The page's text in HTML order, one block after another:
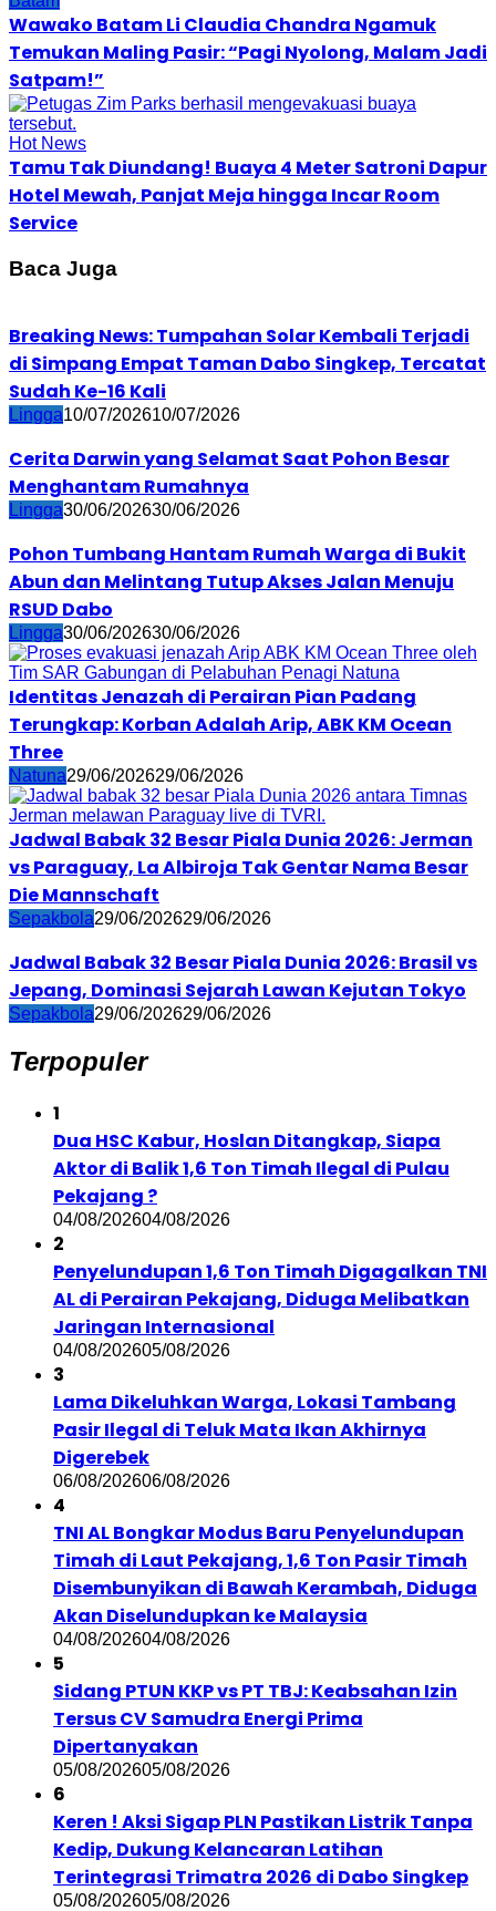
Wawako Batam Li Claudia Chandra Ngamuk
Temukan Maling Pasir: “Pagi Nyolong, Malam Jadi
Satpam!”
Hot News
Tamu Tak Diundang! Buaya 4 Meter Satroni Dapur
Hotel Mewah, Panjat Meja hingga Incar Room
Service
Baca Juga
Breaking News: Tumpahan Solar Kembali Terjadi
di Simpang Empat Taman Dabo Singkep, Tercatat
Sudah Ke-16 Kali
Lingga10/07/202610/07/2026
Cerita Darwin yang Selamat Saat Pohon Besar
Menghantam Rumahnya
Lingga30/06/202630/06/2026
Pohon Tumbang Hantam Rumah Warga di Bukit
Abun dan Melintang Tutup Akses Jalan Menuju
RSUD Dabo
Lingga30/06/202630/06/2026
Identitas Jenazah di Perairan Pian Padang
Terungkap: Korban Adalah Arip, ABK KM Ocean
Three
Natuna29/06/202629/06/2026
Jadwal Babak 32 Besar Piala Dunia 2026: Jerman
vs Paraguay, La Albiroja Tak Gentar Nama Besar
Die Mannschaft
Sepakbola29/06/202629/06/2026
Jadwal Babak 32 Besar Piala Dunia 2026: Brasil vs
Jepang, Dominasi Sejarah Lawan Kejutan Tokyo
Sepakbola29/06/202629/06/2026
Terpopuler
1
Dua HSC Kabur, Hoslan Ditangkap, Siapa
Aktor di Balik 1,6 Ton Timah Ilegal di Pulau
Pekajang ?
04/08/202604/08/2026
2
Penyelundupan 1,6 Ton Timah Digagalkan TNI
AL di Perairan Pekajang, Diduga Melibatkan
Jaringan Internasional
04/08/202605/08/2026
3
Lama Dikeluhkan Warga, Lokasi Tambang
Pasir Ilegal di Teluk Mata Ikan Akhirnya
Digerebek
06/08/202606/08/2026
4
TNI AL Bongkar Modus Baru Penyelundupan
Timah di Laut Pekajang, 1,6 Ton Pasir Timah
Disembunyikan di Bawah Kerambah, Diduga
Akan Diselundupkan ke Malaysia
04/08/202604/08/2026
5
Sidang PTUN KKP vs PT TBJ: Keabsahan Izin
Tersus CV Samudra Energi Prima
Dipertanyakan
05/08/202605/08/2026
6
Keren ! Aksi Sigap PLN Pastikan Listrik Tanpa
Kedip, Dukung Kelancaran Latihan
Terintegrasi Trimatra 2026 di Dabo Singkep
05/08/202605/08/2026